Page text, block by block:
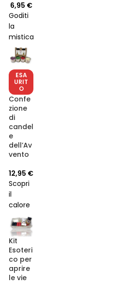
qualità.
Perfetta
per
qualsiasi
stanza,
con un
profumo
rilassante
e
avvolgente.
6,95 €
Goditi
la
mistica
fragranza
del
Palo
Santo
con
Alma
de
Opium
nei
nostri
candele
realizzati
in
Spagna
e che
durano
fino a
60 ore.
ESA
URIT
O
Confe
zione
di
candel
e
dell’Av
vento
12,95 €
Scopri
il
calore
dell'Avvento
con le
nostre
candele
dell'Avvento.
Accendi
la
Kit
Esoteri
co per
aprire
le vie